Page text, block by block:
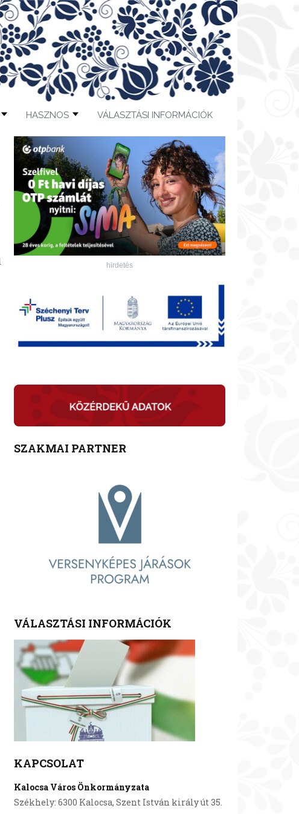
HASZNOS VÁLASZTÁSI INFORMÁCIÓK
hirdetés
SZAKMAI PARTNER
VÁLASZTÁSI INFORMÁCIÓK
KAPCSOLAT
Kalocsa Város Önkormányzata
Székhely: 6300 Kalocsa, Szent István király út 35.